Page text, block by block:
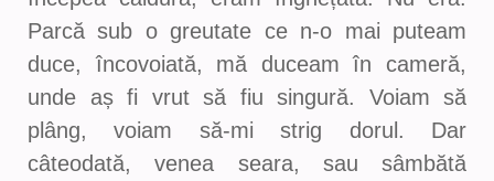
Parcă sub o greutate ce n-o mai puteam
duce, încovoiată, mă duceam în cameră,
unde aș fi vrut să fiu singură. Voiam să
plâng, voiam să-mi strig dorul. Dar
câteodată, venea seara, sau sâmbătă